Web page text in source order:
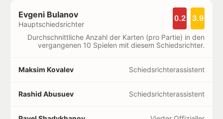
Evgeni Bulanov
Hauptschiedsrichter
0.2 3.9
Durchschnittliche Anzahl der Karten (pro Partie) in den
vergangenen 10 Spielen mit diesem Schiedsrichter.
Maksim Kovalev Schiedsrichterassistent
Rashid Abusuev Schiedsrichterassistent